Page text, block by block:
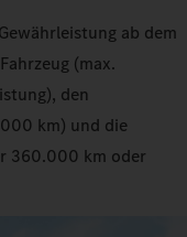
ab dem
(max.
den
km) und die
360.000 km oder